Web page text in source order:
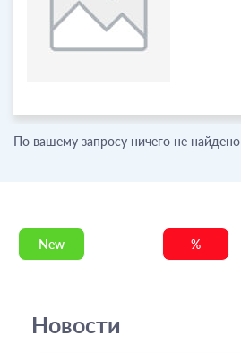
По вашему запросу ничего не найдено
New %
Новости